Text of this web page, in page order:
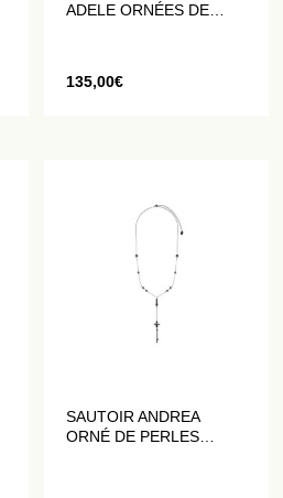
ADELE ORNÉES DE
135,00€
SAUTOIR ANDREA
ORNÉ DE PERLES